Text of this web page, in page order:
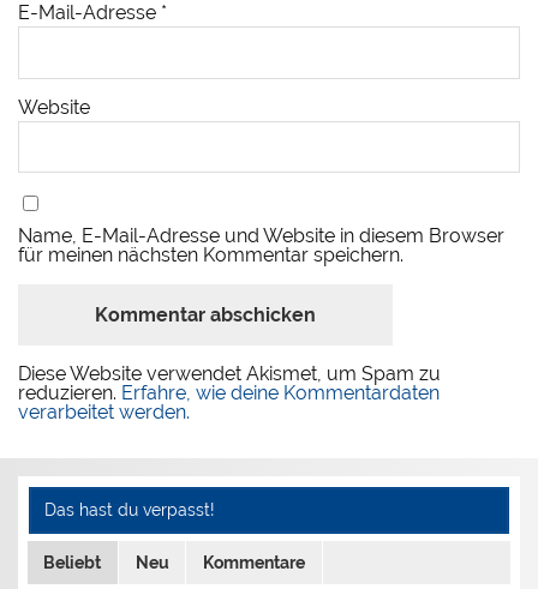
E-Mail-Adresse *
Website
Name, E-Mail-Adresse und Website in diesem Browser
für meinen nächsten Kommentar speichern.
Diese Website verwendet Akismet, um Spam zu
reduzieren. Erfahre, wie deine Kommentardaten
verarbeitet werden.
Das hast du verpasst!
Beliebt Neu Kommentare